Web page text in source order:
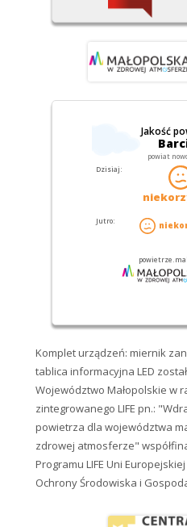
Komplet urządzeń: miernik
tablica informacyjna LED
Województwo Małopolskie w
zintegrowanego LIFE pn.:
powietrza dla województwa
zdrowej atmosferze"
Programu LIFE Uni
Ochrony Środowiska i